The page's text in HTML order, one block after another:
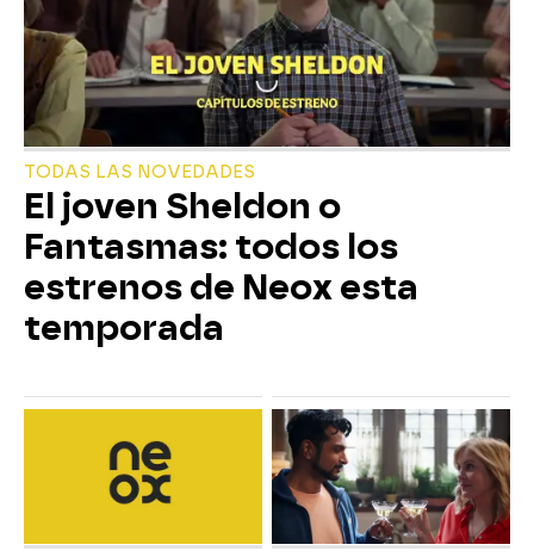
TODAS LAS NOVEDADES
El joven Sheldon o
Fantasmas: todos los
estrenos de Neox esta
temporada